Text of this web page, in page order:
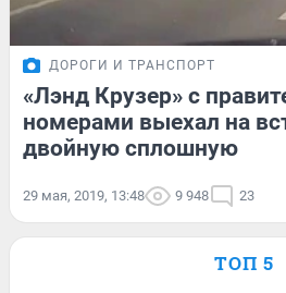
ДОРОГИ И ТРАНСПОРТ
«Лэнд Крузер» с
номерами выехал на
двойную сплошную
29 мая, 2019, 13:48 9 948 23
ТОП 5